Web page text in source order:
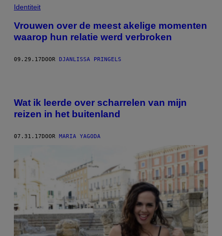
Identiteit
Vrouwen over de meest akelige momenten
waarop hun relatie werd verbroken
09.29.17 DOOR DJANLISSA PRINGELS
Wat ik leerde over scharrelen van mijn
reizen in het buitenland
07.31.17DOOR MARIA YAGODA